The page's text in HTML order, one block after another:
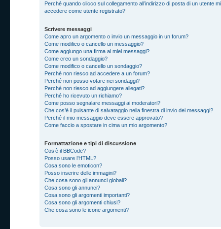
Perché quando clicco sul collegamento all’indirizzo di posta di un utente
accedere come utente registrato?
Scrivere messaggi
Come apro un argomento o invio un messaggio in un forum?
Come modifico o cancello un messaggio?
Come aggiungo una firma ai miei messaggi?
Come creo un sondaggio?
Come modifico o cancello un sondaggio?
Perché non riesco ad accedere a un forum?
Perché non posso votare nei sondaggi?
Perché non riesco ad aggiungere allegati?
Perché ho ricevuto un richiamo?
Come posso segnalare messaggi ai moderatori?
Che cos’è il pulsante di salvataggio nella finestra di invio dei messaggi?
Perché il mio messaggio deve essere approvato?
Come faccio a spostare in cima un mio argomento?
Formattazione e tipi di discussione
Cos’è il BBCode?
Posso usare l’HTML?
Cosa sono le emoticon?
Posso inserire delle immagini?
Che cosa sono gli annunci globali?
Cosa sono gli annunci?
Cosa sono gli argomenti importanti?
Cosa sono gli argomenti chiusi?
Che cosa sono le icone argomenti?